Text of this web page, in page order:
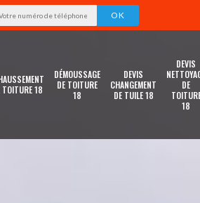
TOITURE 18
DÉMOUSSAGE
DE TOITURE
18
DEVIS
CHANGEMENT
DE TUILE 18
DEVIS
DE
18